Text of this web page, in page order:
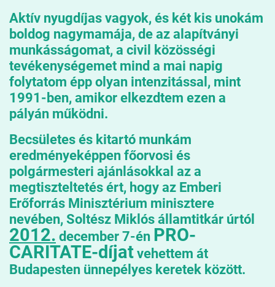
Aktív nyugdíjas vagyok, és két kis unokám
boldog nagymamája, de az alapítványi
munkásságomat, a civil közösségi
tevékenységemet mind a mai napig
folytatom épp olyan intenzitással, mint
1991-ben, amikor elkezdtem ezen a
pályán működni.
Becsületes és kitartó munkám
eredményeképpen főorvosi és
polgármesteri ajánlásokkal az a
megtiszteltetés ért, hogy az Emberi
Erőforrás Minisztérium minisztere
nevében, Soltész Miklós államtitkár úrtól
2012. december 7-én PRO-
CARITATE-díjatvehettem át
Budapesten ünnepélyes keretek között.